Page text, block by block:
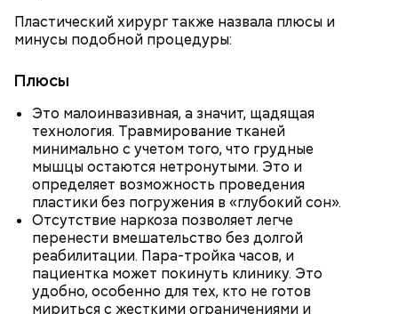
Пластический хирург также назвала плюсы и
минусы подобной процедуры:
Плюсы
Это малоинвазивная, а значит, щадящая
технология. Травмирование тканей
минимально с учетом того, что грудные
мышцы остаются нетронутыми. Это и
определяет возможность проведения
пластики без погружения в «глубокий сон».
Отсутствие наркоза позволяет легче
перенести вмешательство без долгой
реабилитации. Пара-тройка часов, и
пациентка может покинуть клинику. Это
удобно, особенно для тех, кто не готов
мириться с жесткими ограничениями и
ориентироваться на запах: